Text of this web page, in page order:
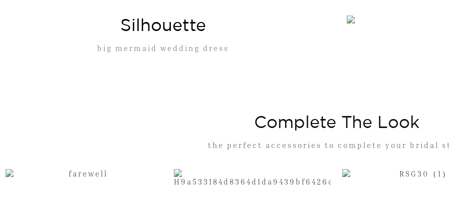
Silhouette
big mermaid wedding dress
Complete The Look
the perfect accessories to complete your bridal